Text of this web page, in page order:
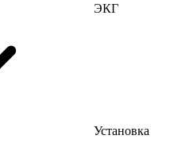
ЭКГ
Установка